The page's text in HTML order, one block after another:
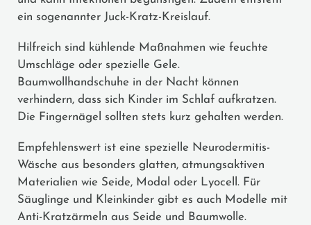
ein sogenannter Juck-Kratz-Kreislauf.
Hilfreich sind kühlende Maßnahmen wie feuchte
Umschläge oder spezielle Gele.
Baumwollhandschuhe in der Nacht können
verhindern, dass sich Kinder im Schlaf aufkratzen.
Die Fingernägel sollten stets kurz gehalten werden.
Empfehlenswert ist eine spezielle Neurodermitis-
Wäsche aus besonders glatten, atmungsaktiven
Materialien wie Seide, Modal oder Lyocell. Für
Säuglinge und Kleinkinder gibt es auch Modelle mit
Anti-Kratzärmeln aus Seide und Baumwolle.